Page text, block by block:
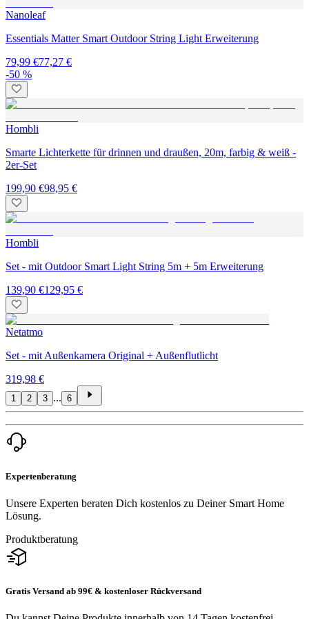
Nanoleaf
Essentials Matter Smart Outdoor String Light Erweiterung
79,99 €77,27 €
-50 %
Hombli
Smarte Lichterkette für drinnen und draußen, 20m, farbig & weiß -
2er-Set
199,90 €98,95 €
Hombli
Set - mit Outdoor Smart Light String 5m + 5m Erweiterung
139,90 €129,95 €
Netatmo
Set - mit Außenkamera Original + Außenflutlicht
319,98 €
1 2 3 ... 6
Expertenberatung
Unsere Experten beraten Dich kostenlos zu Deiner Smart Home
Lösung.
Produktberatung
Gratis Versand ab 99€ & kostenloser Rückversand